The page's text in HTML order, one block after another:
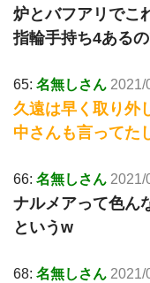
炉とバフアリでこ
指輪手持ち4ある
65: 名無しさん 2021/
久遠は早く取り外
中さんも言ってた
66: 名無しさん 2021/
ナルメアって色ん
というw
68: 名無しさん 2021/